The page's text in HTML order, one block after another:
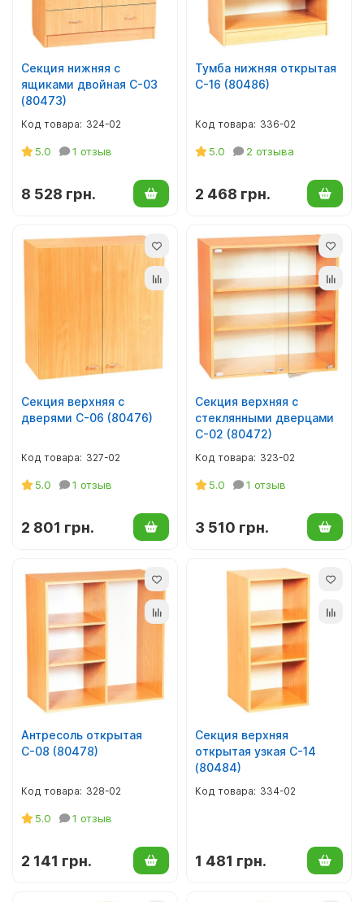
Секция нижняя с
ящиками двойная С-03
(80473)
324-02
5.0 1 отзыв
8 528 грн.
Тумба нижняя открытая
С-16 (80486)
336-02
5.0 2 отзыва
2 468 грн.
Секция верхняя с
дверями С-06 (80476)
327-02
5.0 1 отзыв
2 801 грн.
Секция верхняя с
стеклянными дверцами
С-02 (80472)
323-02
5.0 1 отзыв
3 510 грн.
Антресоль открытая
С-08 (80478)
328-02
5.0 1 отзыв
2 141 грн.
Секция верхняя
открытая узкая С-14
(80484)
334-02
1 481 грн.